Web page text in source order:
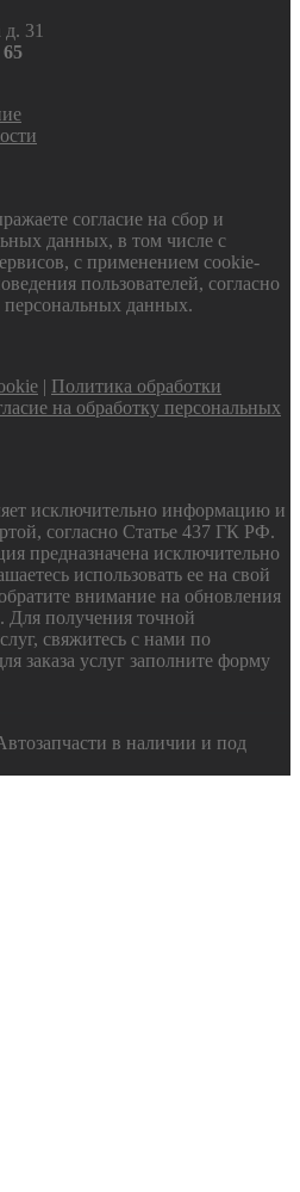
31
65
согласие на сбор и
данных, в том числе с
с применением cookie-
пользователей, согласно
данных.
| Политика обработки
на обработку персональных
исключительно информацию и
согласно Статье 437 ГК РФ.
предназначена исключительно
использовать ее на свой
внимание на обновления
Для получения точной
свяжитесь с нами по
заказа услуг заполните форму
в наличии и под